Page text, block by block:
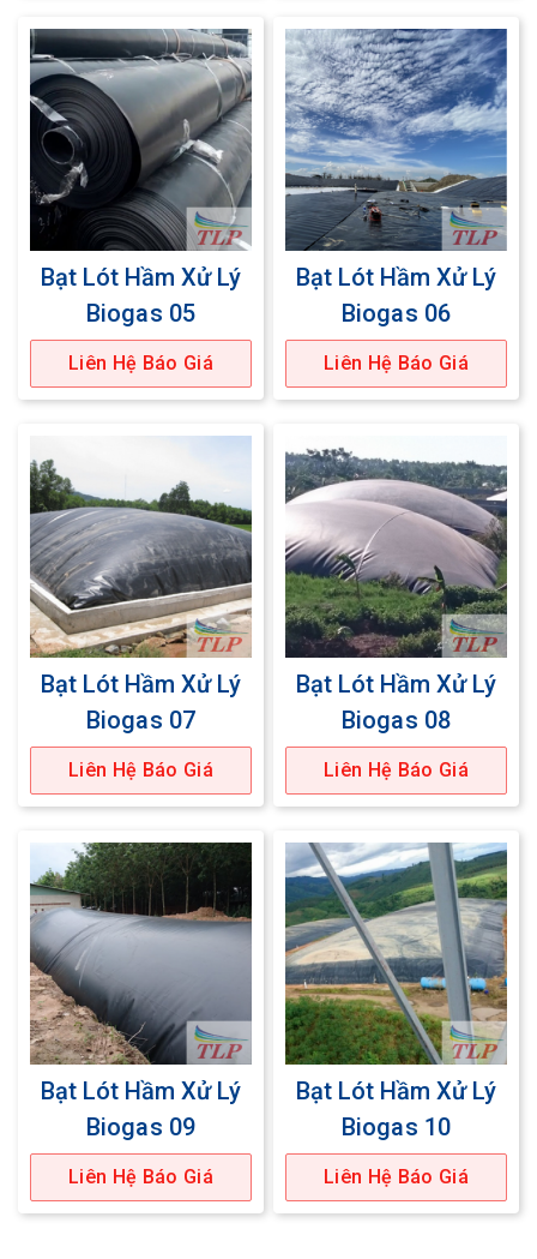
Bạt Lót Hầm Xử Lý
Biogas 05
Liên Hệ Báo Giá
Bạt Lót Hầm Xử Lý
Biogas 06
Liên Hệ Báo Giá
Bạt Lót Hầm Xử Lý
Biogas 07
Liên Hệ Báo Giá
Bạt Lót Hầm Xử Lý
Biogas 08
Liên Hệ Báo Giá
Bạt Lót Hầm Xử Lý
Biogas 09
Liên Hệ Báo Giá
Bạt Lót Hầm Xử Lý
Biogas 10
Liên Hệ Báo Giá